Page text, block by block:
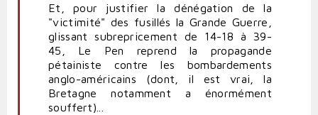
Et, pour justifier la dénégation de la
"victimité" des fusillés la Grande Guerre,
glissant subrepricement de 14-18 à 39-
45, Le Pen reprend la propagande
pétainiste contre les bombardements
anglo-américains (dont, il est vrai, la
Bretagne notamment a énormément
souffert)...